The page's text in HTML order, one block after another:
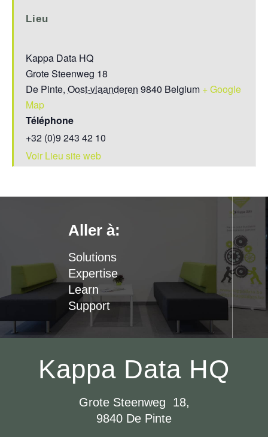
Lieu
Kappa Data HQ
Grote Steenweg 18
De Pinte, Oost-vlaanderen 9840 Belgium + Google
Map
Téléphone
+32 (0)9 243 42 10
Voir Lieu site web
Aller à:
Solutions
Expertise
Learn
Support
Kappa Data HQ
Grote Steenweg 18,
9840 De Pinte